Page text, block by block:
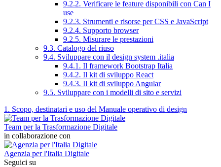
9.2.2. Verificare le feature disponibili con Can I
use
9.2.3. Strumenti e risorse per CSS e JavaScript
9.2.4. Supporto browser
9.2.5. Misurare le prestazioni
9.3. Catalogo del riuso
9.4. Sviluppare con il design system .italia
9.4.1. Il framework Bootstrap Italia
9.4.2. Il kit di sviluppo React
9.4.3. Il kit di sviluppo Angular
9.5. Sviluppare con i modelli di sito e servizi
1. Scopo, destinatari e uso del Manuale operativo di design
Team per la Trasformazione Digitale
in collaborazione con
Agenzia per l'Italia Digitale
Seguici su